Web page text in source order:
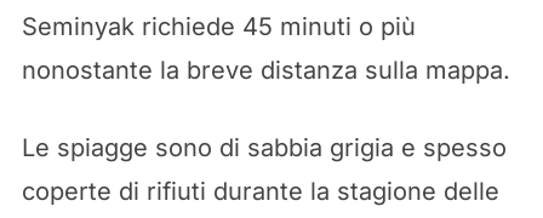
Seminyak richiede 45 minuti o più
nonostante la breve distanza sulla mappa.
Le spiagge sono di sabbia grigia e spesso
coperte di rifiuti durante la stagione delle